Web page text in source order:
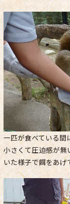
一匹が食べている間
小さくて圧迫感が無
いた様子で餌をあげ